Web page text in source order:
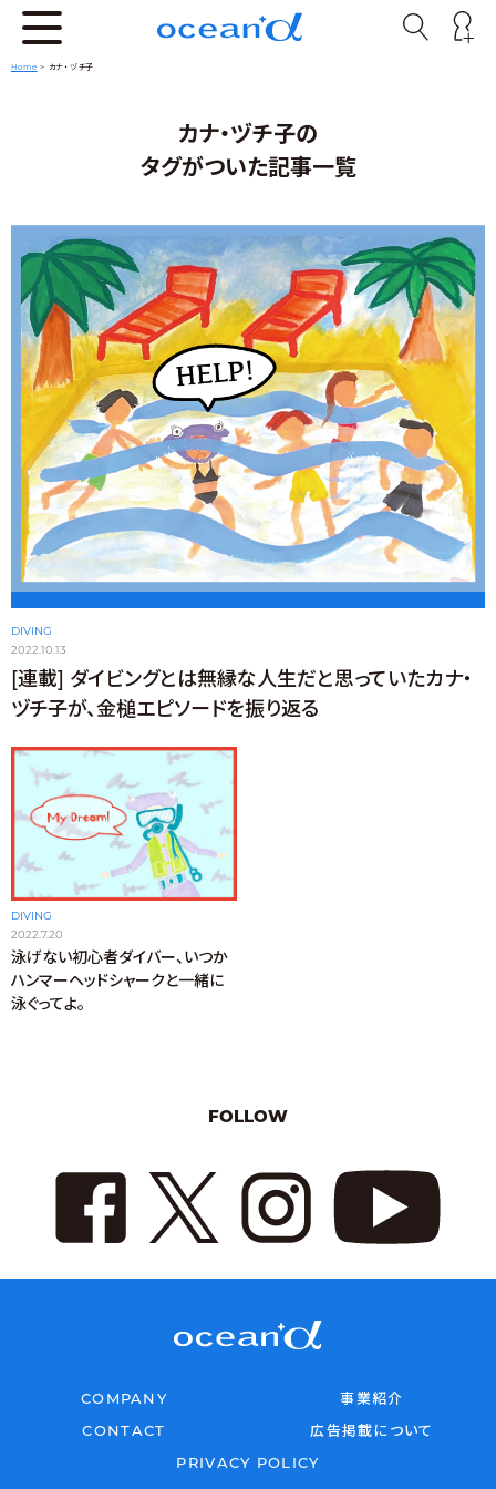
Home > カナ・ヅチ子
カナ・ヅチ子の
タグがついた記事一覧
DIVING
2022.10.13
[連載] ダイビングとは無縁な人生だと思っていたカナ・
ヅチ子が、金槌エピソードを振り返る
DIVING
2022.7.20
泳げない初心者ダイバー、いつか
ハンマーヘッドシャークと一緒に
泳ぐってよ。
FOLLOW
COMPANY
事業紹介
CONTACT
広告掲載について
PRIVACY POLICY